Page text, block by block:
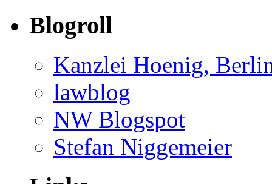
Blogroll
Kanzlei Hoenig,
lawblog
NW Blogspot
Stefan Niggemeier